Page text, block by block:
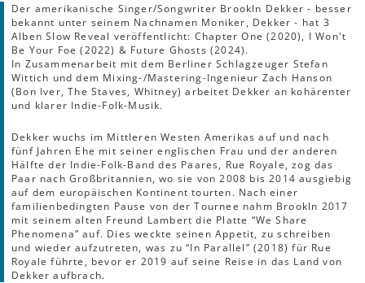
Der amerikanische Singer/Songwriter Brookln Dekker - besser
bekannt unter seinem Nachnamen Moniker, Dekker - hat 3
Alben Slow Reveal veröffentlicht: Chapter One (2020), I Won't
Be Your Foe (2022) & Future Ghosts (2024).
In Zusammenarbeit mit dem Berliner Schlagzeuger Stefan
Wittich und dem Mixing-/Mastering-Ingenieur Zach Hanson
(Bon Iver, The Staves, Whitney) arbeitet Dekker an kohärenter
und klarer Indie-Folk-Musik.
Dekker wuchs im Mittleren Westen Amerikas auf und nach
fünf Jahren Ehe mit seiner englischen Frau und der anderen
Hälfte der Indie-Folk-Band des Paares, Rue Royale, zog das
Paar nach Großbritannien, wo sie von 2008 bis 2014 ausgiebig
auf dem europäischen Kontinent tourten. Nach einer
familienbedingten Pause von der Tournee nahm Brookln 2017
mit seinem alten Freund Lambert die Platte “We Share
Phenomena” auf. Dies weckte seinen Appetit, zu schreiben
und wieder aufzutreten, was zu “In Parallel” (2018) für Rue
Royale führte, bevor er 2019 auf seine Reise in das Land von
Dekker aufbrach.